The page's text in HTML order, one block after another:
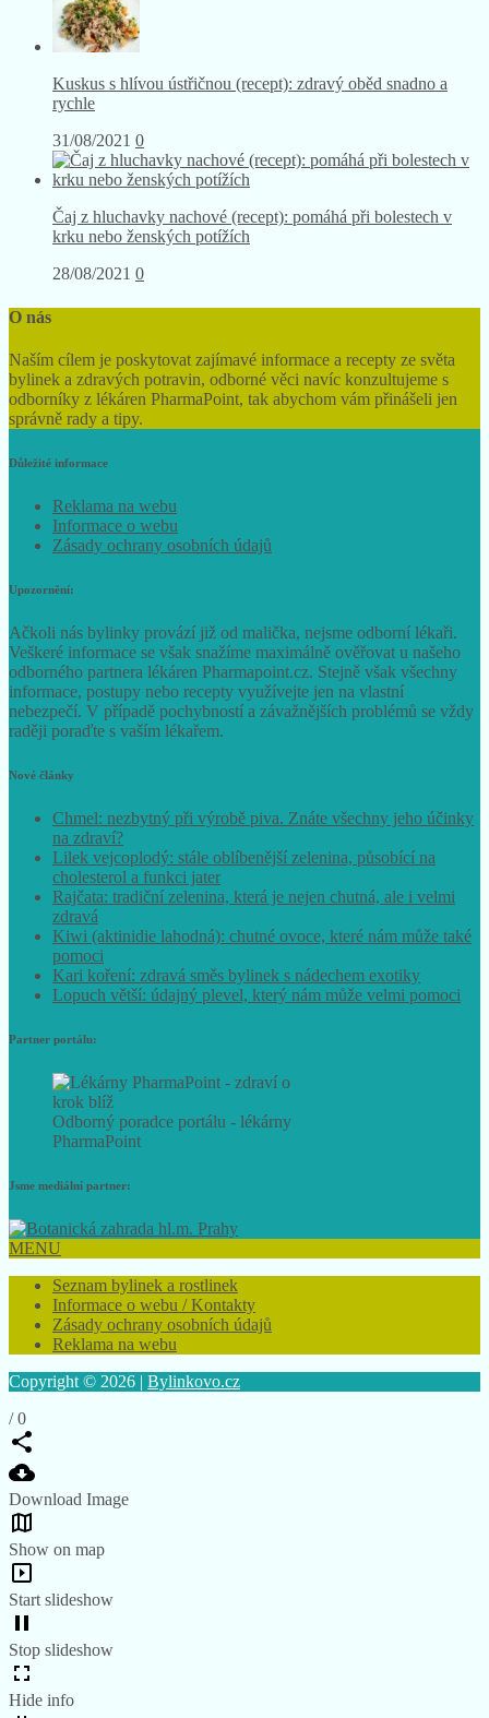
Kuskus s hlívou ústřičnou (recept): zdravý oběd snadno a
rychle
31/08/2021 0
Čaj z hluchavky nachové (recept): pomáhá při bolestech v
krku nebo ženských potížích
28/08/2021 0
O nás
Naším cílem je poskytovat zajímavé informace a recepty ze světa
bylinek a zdravých potravin, odborné věci navíc konzultujeme s
odborníky z lékáren PharmaPoint, tak abychom vám přinášeli jen
správně rady a tipy.
Důležité informace
Reklama na webu
Informace o webu
Zásady ochrany osobních údajů
Upozornění:
Ačkoli nás bylinky provází již od malička, nejsme odborní lékaři.
Veškeré informace se však snažíme maximálně ověřovat u našeho
odborného partnera lékáren Pharmapoint.cz. Stejně však všechny
informace, postupy nebo recepty využívejte jen na vlastní
nebezpečí. V případě pochybností a závažnějších problémů se vždy
raději poraďte s vaším lékařem.
Nové články
Chmel: nezbytný při výrobě piva. Znáte všechny jeho účinky
na zdraví?
Lilek vejcoplodý: stále oblíbenější zelenina, působící na
cholesterol a funkci jater
Rajčata: tradiční zelenina, která je nejen chutná, ale i velmi
zdravá
Kiwi (aktinidie lahodná): chutné ovoce, které nám může také
pomoci
Kari koření: zdravá směs bylinek s nádechem exotiky
Lopuch větší: údajný plevel, který nám může velmi pomoci
Partner portálu:
Odborný poradce portálu - lékárny
PharmaPoint
Jsme mediální partner:
MENU
Seznam bylinek a rostlinek
Informace o webu / Kontakty
Zásady ochrany osobních údajů
Reklama na webu
Copyright © 2026 | Bylinkovo.cz
/0
Download Image
Show on map
Start slideshow
Stop slideshow
Hide info